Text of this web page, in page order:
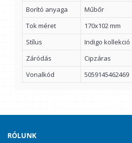
Borító anyaga
Műbőr
Tok méret
170x102 mm
Stílus
Indigo kollekció
Záródás
Cipzáras
Vonalkód
5059145462469
RÓLUNK